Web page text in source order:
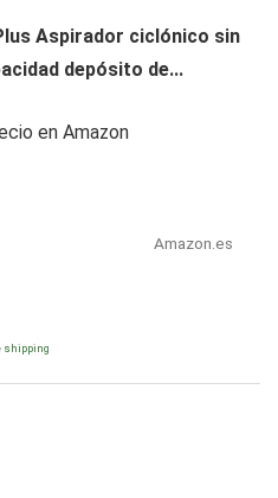
Aspirador ciclónico sin
depósito de...
en Amazon
Amazon.es
shipping